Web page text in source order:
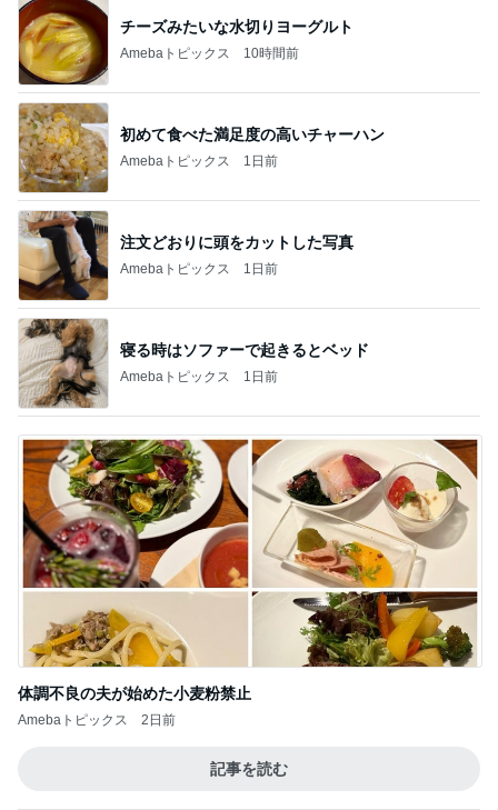
チーズみたいな水切りヨーグルト
Amebaトピックス 10時間前
初めて食べた満足度の高いチャーハン
Amebaトピックス 1日前
注文どおりに頭をカットした写真
Amebaトピックス 1日前
寝る時はソファーで起きるとベッド
Amebaトピックス 1日前
体調不良の夫が始めた小麦粉禁止
Amebaトピックス 2日前
記事を読む